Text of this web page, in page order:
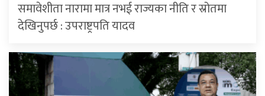
समावेशीता नारामा मात्र नभई राज्यका नीति र स्रोतमा
देखिनुपर्छ : उपराष्ट्रपति यादव